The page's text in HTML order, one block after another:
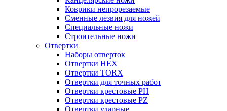
Коврики непрорезаемые
Сменные лезвия для ножей
Специальные ножи
Строительные ножи
Отвертки
Наборы отверток
Отвертки HEX
Отвертки TORX
Отвертки для точных работ
Отвертки крестовые PH
Отвертки крестовые PZ
Отвертки ударные